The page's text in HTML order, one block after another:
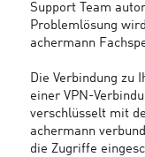
Support Team
Problemlösung
achermann
Die Verbindung
einer VPN-
verschlüsselt mit
achermann
die Zugriffe